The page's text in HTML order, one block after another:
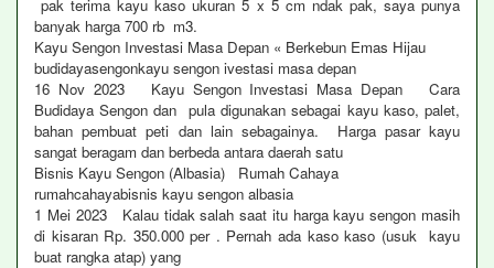
pak terima kayu kaso ukuran 5 x 5 cm ndak pak, saya punya
banyak harga 700 rb m3.
Kayu Sengon Investasi Masa Depan « Berkebun Emas Hijau
budidayasengonkayu sengon ivestasi masa depan
16 Nov 2023 Kayu Sengon Investasi Masa Depan Cara
Budidaya Sengon dan pula digunakan sebagai kayu kaso, palet,
bahan pembuat peti dan lain sebagainya. Harga pasar kayu
sangat beragam dan berbeda antara daerah satu
Bisnis Kayu Sengon (Albasia) Rumah Cahaya
rumahcahayabisnis kayu sengon albasia
1 Mei 2023 Kalau tidak salah saat itu harga kayu sengon masih
di kisaran Rp. 350.000 per . Pernah ada kaso kaso (usuk kayu
buat rangka atap) yang